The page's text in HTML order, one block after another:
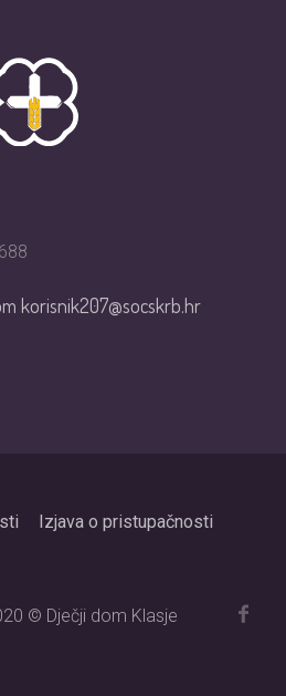
korisnik207@socskrb.hr
Izjava o pristupačnosti
© Dječji dom Klasje